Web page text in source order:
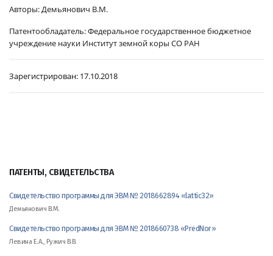
ПАТЕНТЫ, СВИДЕТЕЛЬСТВА
Свидетельство программы для ЭВМ № 2018662894 «lattic32»
Демьянович В.М.
Свидетельство программы для ЭВМ № 2018660738 «PredNor»
Левина Е.А., Ружич В.В.
Авторы:Демьянович В.М.
Патентообладатель:Федеральное государственное бюджетное
учреждение науки Институт земной коры СО РАН
Зарегистрирован: 17.10.2018